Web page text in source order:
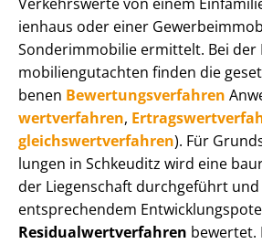
i­en­haus oder einer
Sonderimmobilie ermittelt. Bei
mo­bi­li­en­gut­ach­ten finden die
be­nen Be­wer­tungs­ver­fah­ren
wert­ver­fah­ren,
gleichs­wert­ver­fah­ren). Für
lun­gen in Schkeuditz wird eine
der Liegenschaft durchgeführt und
entsprechendem
Re­si­du­al­wert­ver­fah­ren bewertet.